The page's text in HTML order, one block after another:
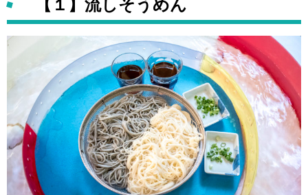
【１】流しそうめん